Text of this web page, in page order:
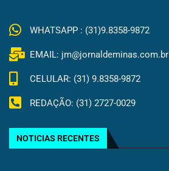
WHATSAPP : (31)9.8358-9872
EMAIL: jm@jornaldeminas.com.br
CELULAR: (31) 9.8358-9872
REDAÇÃO: (31) 2727-0029
NOTICIAS RECENTES